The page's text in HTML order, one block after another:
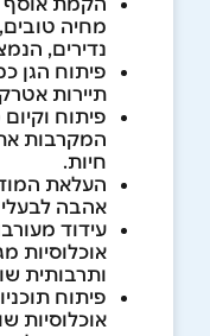
מחיה
נדירים,
פיתוח הגן
תיירות
פיתוח
המקרבות
חיות.
העלאת
אהבה לבעלי
עידוד
אוכלוסיות
ותרבותית
פיתוח
אוכלוסיות